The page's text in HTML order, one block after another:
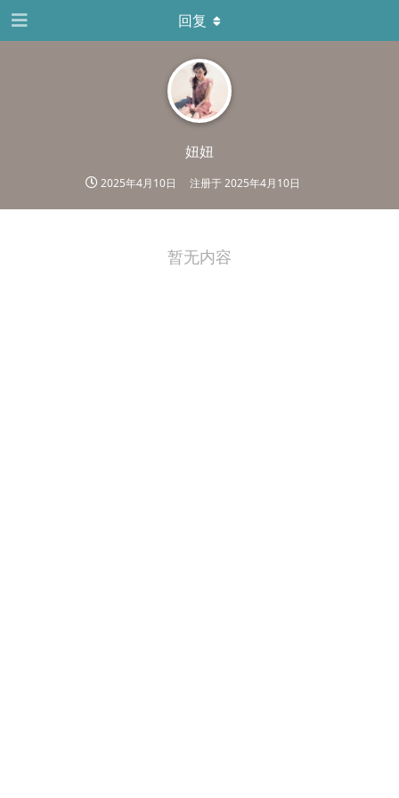
妞妞
2025年4月10日 注册于2025年4月10日
回复
暂无内容